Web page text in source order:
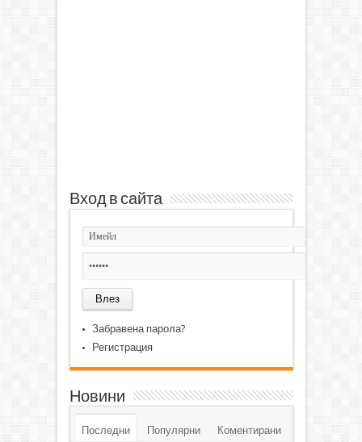
Вход в сайта
Забравена парола?
Регистрация
Новини
Последни Популярни Коментирани